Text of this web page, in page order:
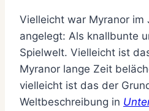
Vielleicht war Myranor im
angelegt: Als knallbunte
Spielwelt. Vielleicht ist
Myranor lange Zeit
vielleicht ist das der
Weltbeschreibung in